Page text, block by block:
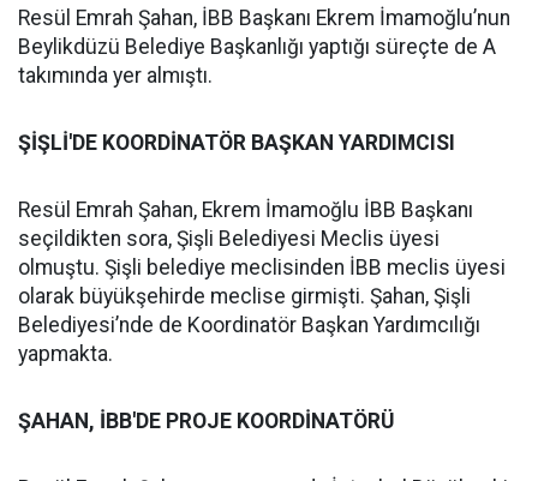
Resül Emrah Şahan, İBB Başkanı Ekrem İmamoğlu’nun
Beylikdüzü Belediye Başkanlığı yaptığı süreçte de A
takımında yer almıştı.
ŞİŞLİ'DE KOORDİNATÖR BAŞKAN YARDIMCISI
Resül Emrah Şahan, Ekrem İmamoğlu İBB Başkanı
seçildikten sora, Şişli Belediyesi Meclis üyesi
olmuştu. Şişli belediye meclisinden İBB meclis üyesi
olarak büyükşehirde meclise girmişti. Şahan, Şişli
Belediyesi’nde de Koordinatör Başkan Yardımcılığı
yapmakta.
ŞAHAN, İBB'DE PROJE KOORDİNATÖRÜ